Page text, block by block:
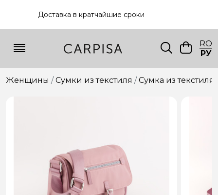
Доставка в кратчайшие сроки
RO
РУ
Женщины Сумки из текстиля Сумкa из текстиля